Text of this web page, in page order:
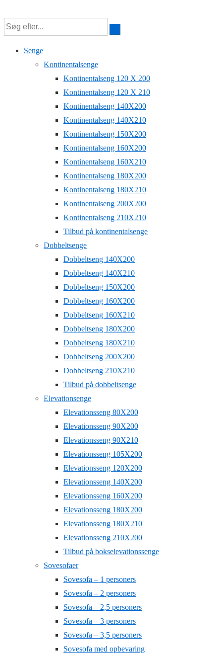
Hop
til
hovedindhold
Senge
Kontinentalsenge
Kontinentalseng 120 X 200
Kontinentalseng 120 X 210
Kontinentalseng 140X200
Kontinentalseng 140X210
Kontinentalseng 150X200
Kontinentalseng 160X200
Kontinentalseng 160X210
Kontinentalseng 180X200
Kontinentalseng 180X210
Kontinentalseng 200X200
Kontinentalseng 210X210
Tilbud på kontinentalsenge
Dobbeltsenge
Dobbeltseng 140X200
Dobbeltseng 140X210
Dobbeltseng 150X200
Dobbeltseng 160X200
Dobbeltseng 160X210
Dobbeltseng 180X200
Dobbeltseng 180X210
Dobbeltseng 200X200
Dobbeltseng 210X210
Tilbud på dobbeltsenge
Elevationsenge
Elevationsseng 80X200
Elevationsseng 90X200
Elevationsseng 90X210
Elevationsseng 105X200
Elevationsseng 120X200
Elevationsseng 140X200
Elevationsseng 160X200
Elevationsseng 180X200
Elevationsseng 180X210
Elevationsseng 210X200
Tilbud på bokselevationssenge
Sovesofaer
Sovesofa – 1 personers
Sovesofa – 2 personers
Sovesofa – 2,5 personers
Sovesofa – 3 personers
Sovesofa – 3,5 personers
Sovesofa med opbevaring